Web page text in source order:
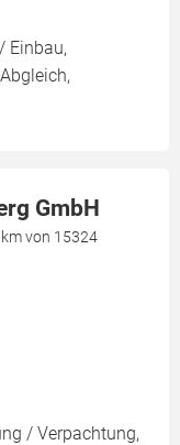
Einbau,
GmbH
von 15324
/ Verpachtung,